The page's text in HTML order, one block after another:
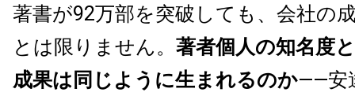
著書が92万部を突破しても、会社の
とは限りません。 著者個人の知名度
成果は同じように生まれるのか——安